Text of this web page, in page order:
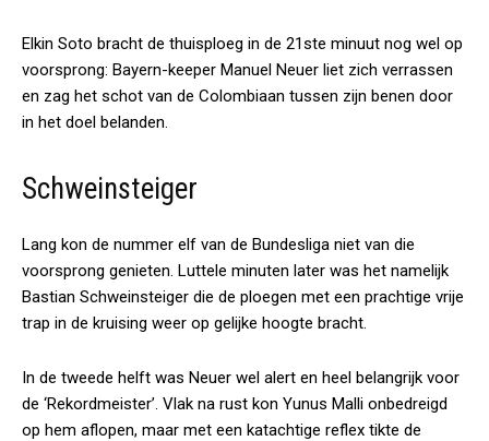
Elkin Soto bracht de thuisploeg in de 21ste minuut nog wel op
voorsprong: Bayern-keeper Manuel Neuer liet zich verrassen
en zag het schot van de Colombiaan tussen zijn benen door
in het doel belanden.
Schweinsteiger
Lang kon de nummer elf van de Bundesliga niet van die
voorsprong genieten. Luttele minuten later was het namelijk
Bastian Schweinsteiger die de ploegen met een prachtige vrije
trap in de kruising weer op gelijke hoogte bracht.
In de tweede helft was Neuer wel alert en heel belangrijk voor
de ‘Rekordmeister’. Vlak na rust kon Yunus Malli onbedreigd
op hem aflopen, maar met een katachtige reflex tikte de